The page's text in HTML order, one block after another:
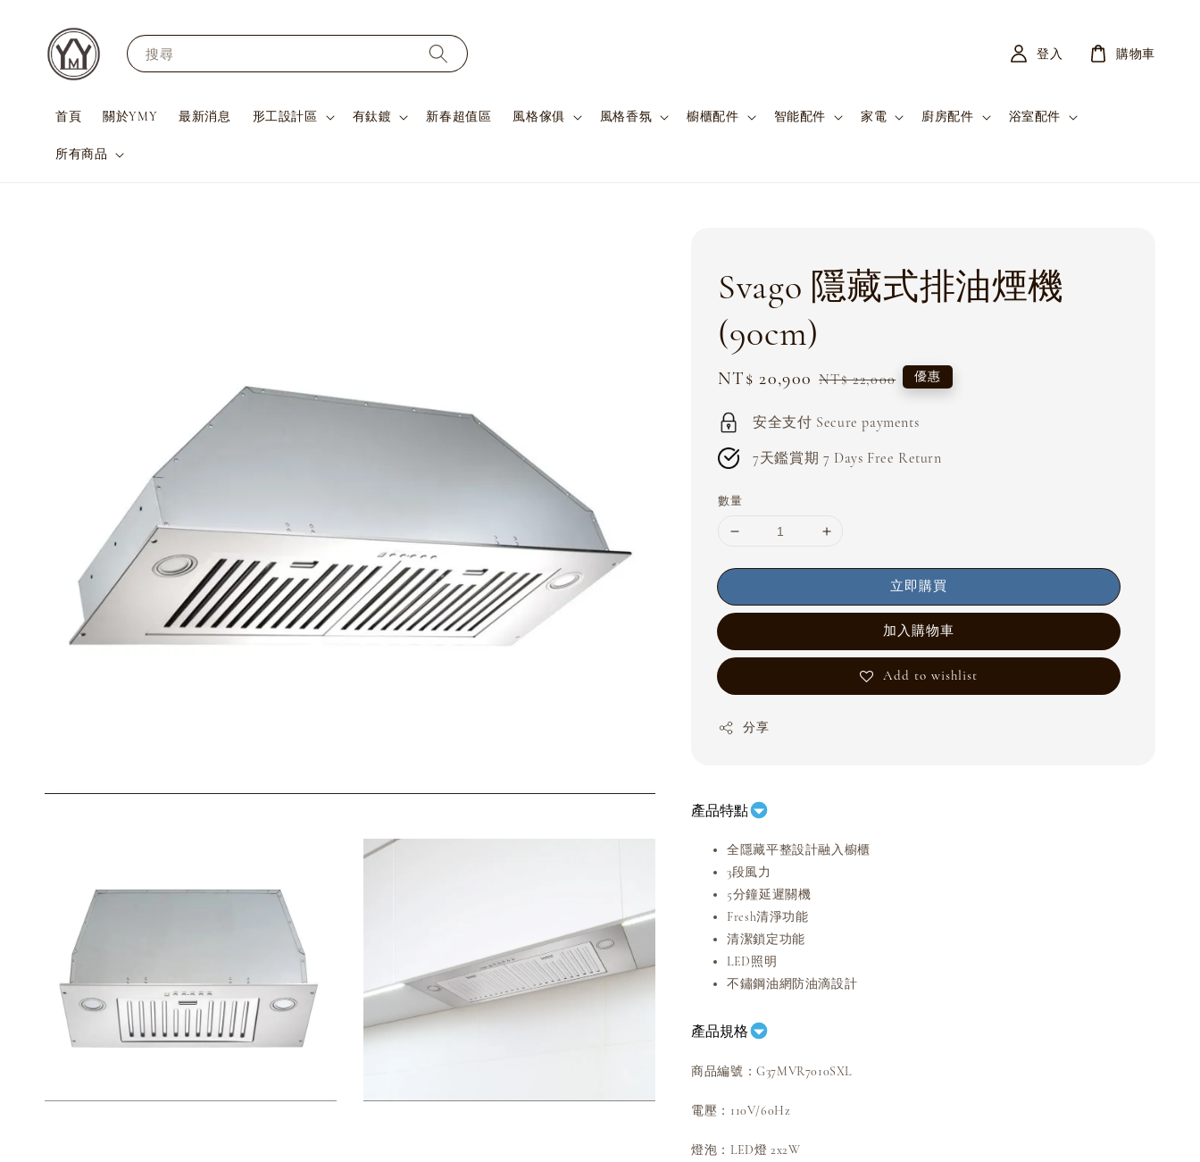
搜尋
首頁 關於YMY 最新消息 形工設計區 有鈦鍍 新春超值區 風格傢俱 風格香氛 櫥櫃配件 智能配件 家電 廚房配件 浴室配件
所有商品
登入 購物車
Svago 隱藏式排油煙機
(90cm)
Sale
NT$ 20,900 Regular
NT$ 22,000 優惠
安全支付 Secure payments
7天鑑賞期 7 Days Free Return
數量
立即購買
加入購物車
Add to wishlist
分享
產品特點
全隱藏平整設計融入櫥櫃
3段風力
5分鐘延遲關機
Fresh清淨功能
清潔鎖定功能
LED照明
不鏽鋼油網防油滴設計
產品規格
商品編號：G37MVR7010SXL
電壓：110V/60Hz
燈泡：LED燈 2x2W